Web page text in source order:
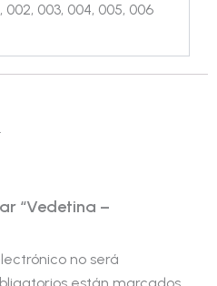
002, 003, 004, 005, 006
“Vedetina –
no será